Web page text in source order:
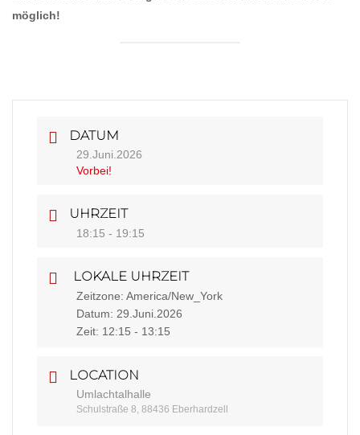
möglich!
DATUM
29.Juni.2026
Vorbei!
UHRZEIT
18:15 - 19:15
LOKALE UHRZEIT
Zeitzone: America/New_York
Datum: 29.Juni.2026
Zeit: 12:15 - 13:15
LOCATION
Umlachtalhalle
Schulstraße 8, 88436 Eberhardzell